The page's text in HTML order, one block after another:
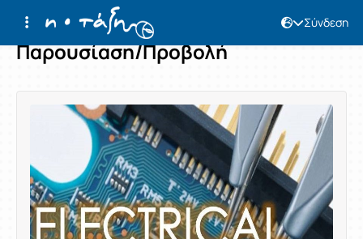
Σύνδεση
Παρουσίαση/Προβολή